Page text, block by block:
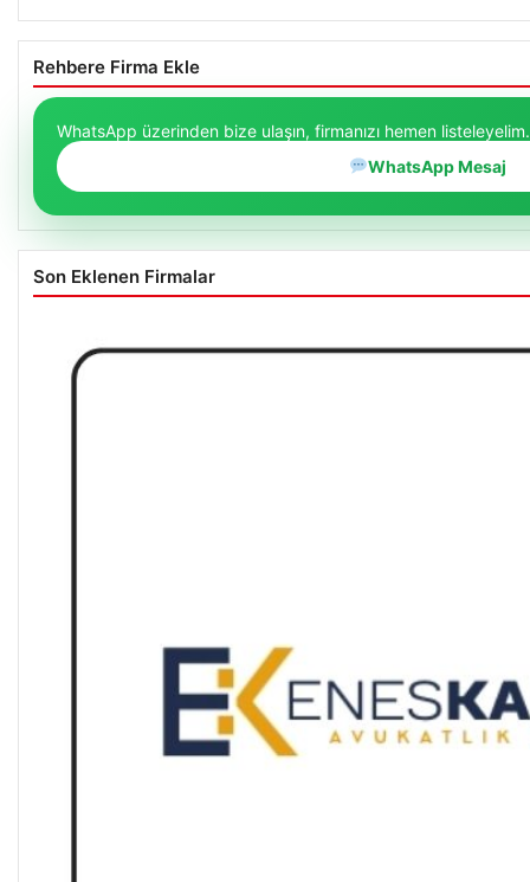
Rehbere Firma Ekle
WhatsApp üzerinden bize ulaşın, firmanızı hemen listeleyelim.
WhatsApp Mesaj
Son Eklenen Firmalar